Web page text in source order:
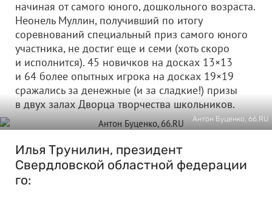
начиная от самого юного, дошкольного возраста.
Неонель Муллин, получивший по итогу
соревнований специальный приз самого юного
участника, не достиг еще и семи (хоть скоро
и исполнится). 45 новичков на досках 13×13
и 64 более опытных игрока на досках 19×19
сражались за денежные (и за сладкие!) призы
в двух залах Дворца творчества школьников.
Антон Буценко, 66.RU
Илья Трунилин, президент
Свердловской областной федерации
го: